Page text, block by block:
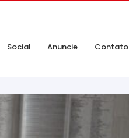
Social Anuncie Contato